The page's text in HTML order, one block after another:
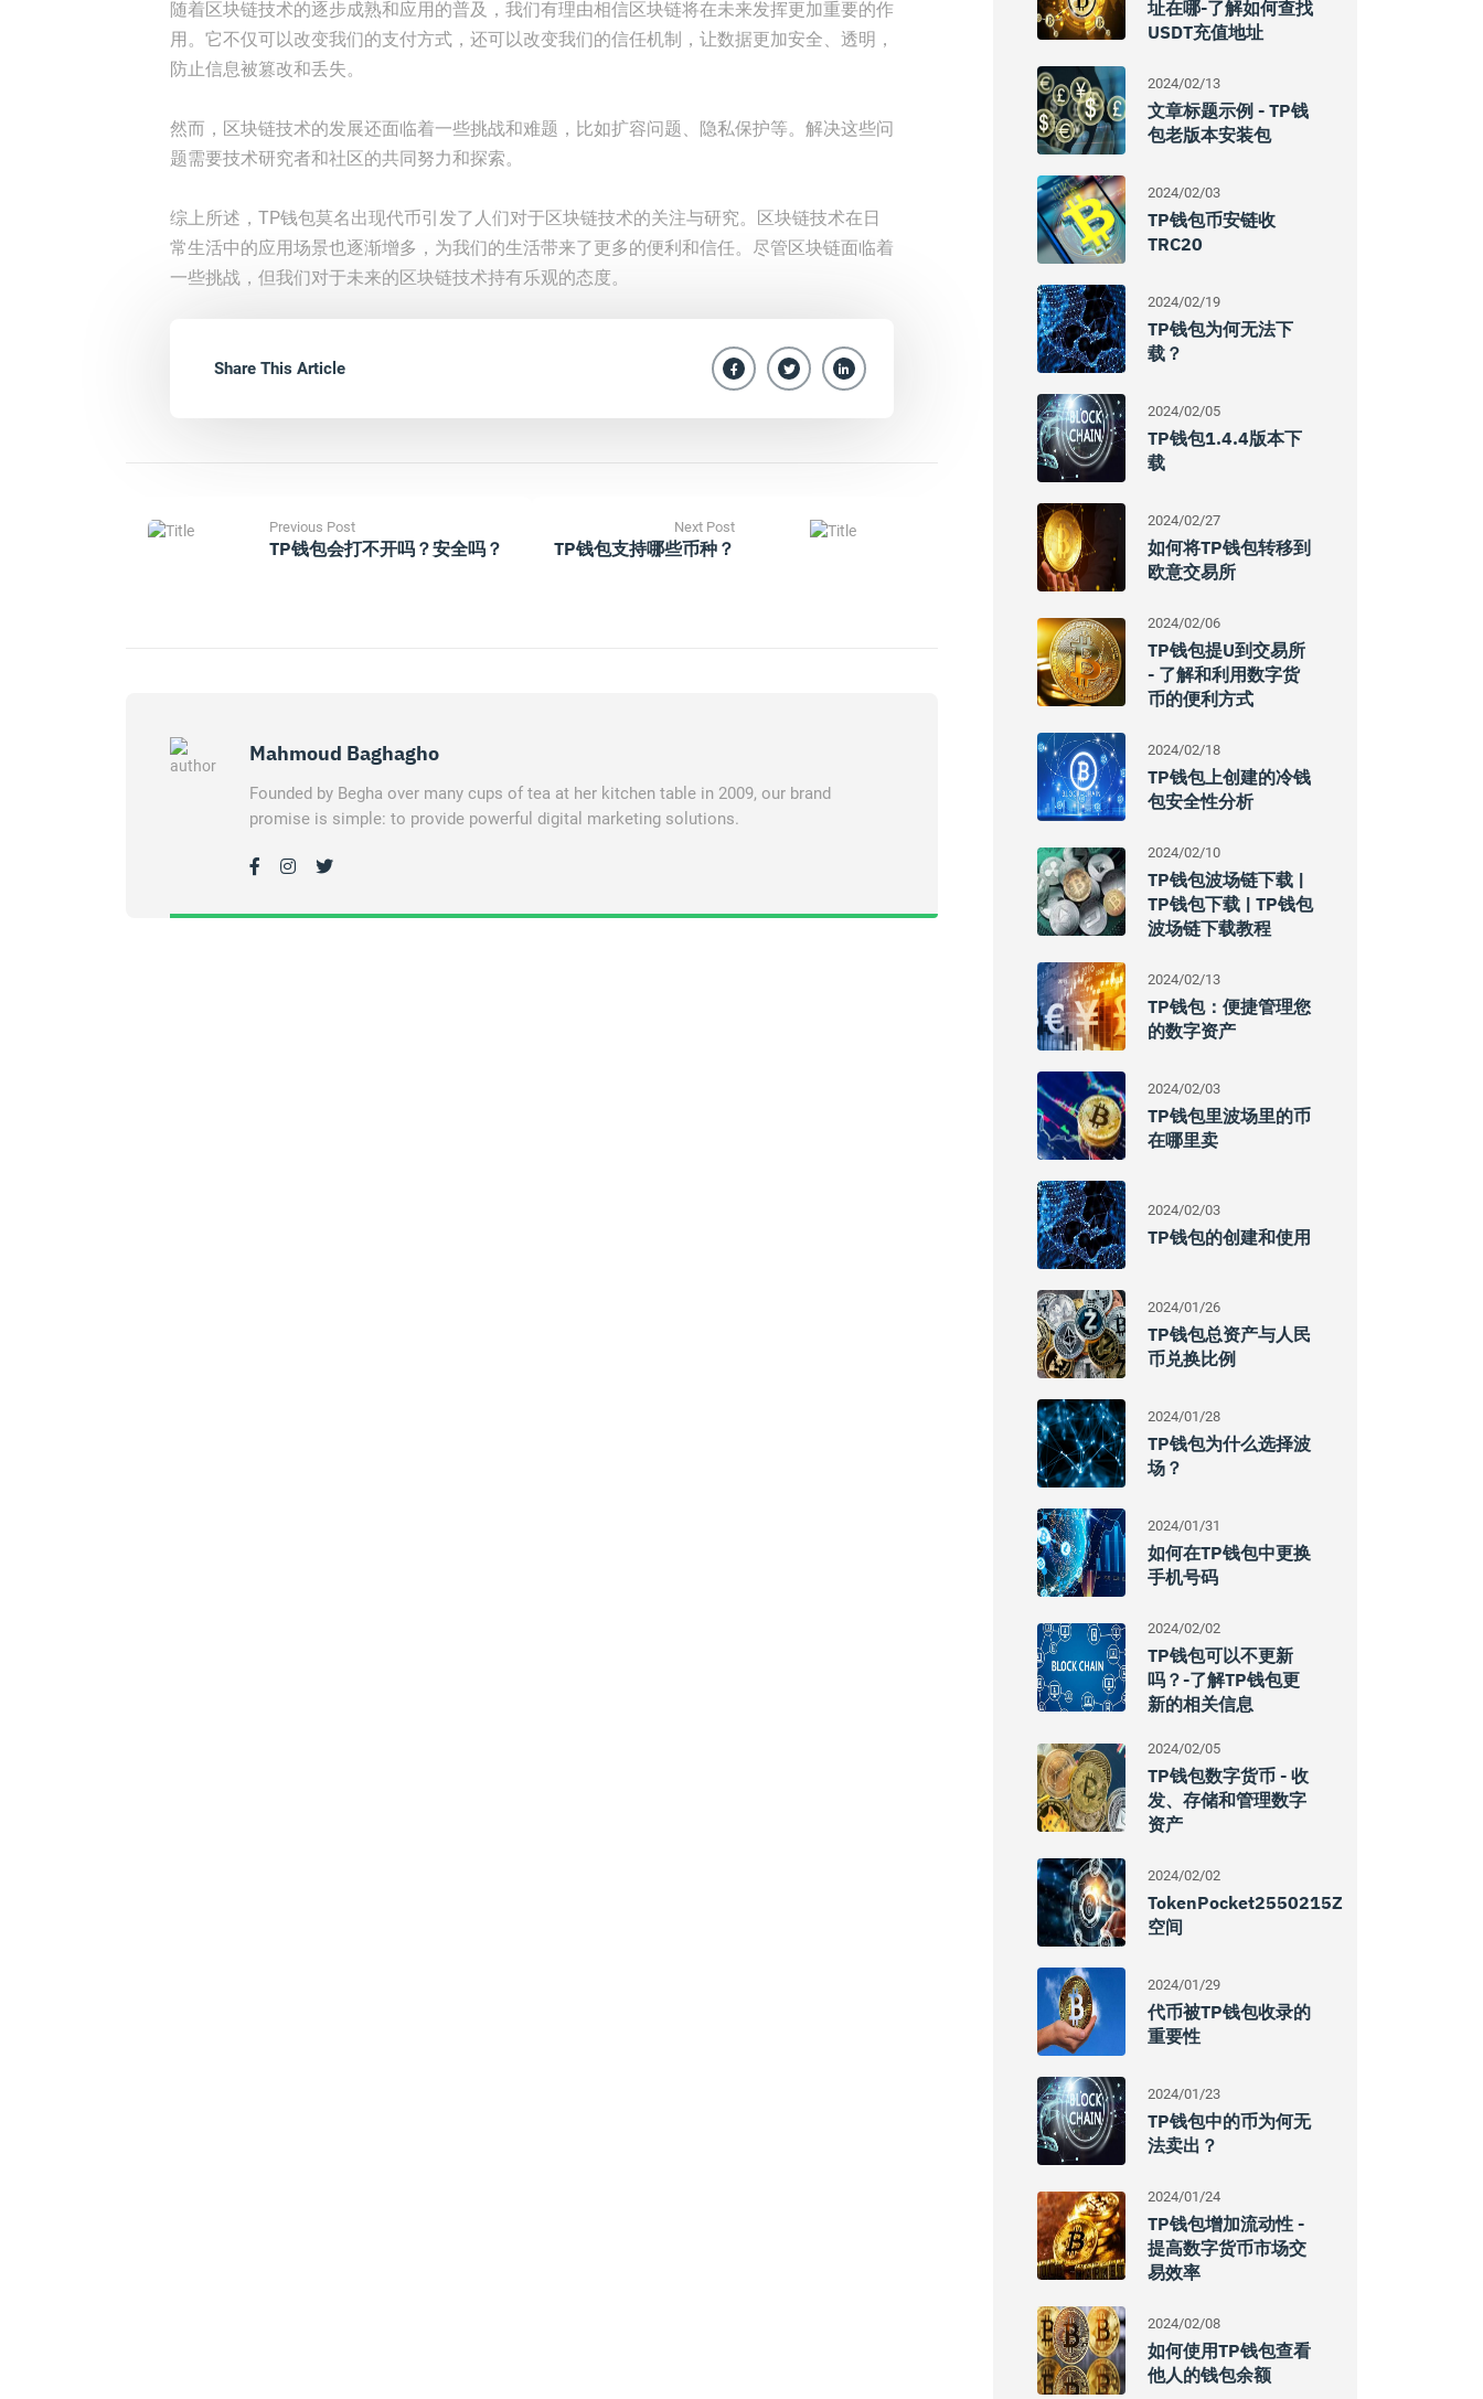
随着区块链技术的逐步成熟和应用的普及，我们有理由相信区块链将在未来发挥更加重要的作
用。它不仅可以改变我们的支付方式，还可以改变我们的信任机制，让数据更加安全、透明，
防止信息被篡改和丢失。
然而，区块链技术的发展还面临着一些挑战和难题，比如扩容问题、隐私保护等。解决这些问
题需要技术研究者和社区的共同努力和探索。
综上所述，TP钱包莫名出现代币引发了人们对于区块链技术的关注与研究。区块链技术在日
常生活中的应用场景也逐渐增多，为我们的生活带来了更多的便利和信任。尽管区块链面临着
一些挑战，但我们对于未来的区块链技术持有乐观的态度。
Share This Article
Previous Post
TP钱包会打不开吗？安全吗？
Next Post
TP钱包支持哪些币种？
Mahmoud Baghagho
Founded by Begha over many cups of tea at her kitchen table in 2009, our brand
promise is simple: to provide powerful digital marketing solutions.
址在哪-了解如何查找
USDT充值地址
2024/02/13
文章标题示例 - TP钱
包老版本安装包
2024/02/03
TP钱包币安链收
TRC20
2024/02/19
TP钱包为何无法下
载？
2024/02/05
TP钱包1.4.4版本下
载
2024/02/27
如何将TP钱包转移到
欧意交易所
2024/02/06
TP钱包提u到交易所
- 了解和利用数字货
币的便利方式
2024/02/18
TP钱包上创建的冷钱
包安全性分析
2024/02/10
TP钱包波场链下载 |
TP钱包下载 | TP钱包
波场链下载教程
2024/02/13
TP钱包：便捷管理您
的数字资产
2024/02/03
TP钱包里波场里的币
在哪里卖
2024/02/03
TP钱包的创建和使用
2024/01/26
TP钱包总资产与人民
币兑换比例
2024/01/28
TP钱包为什么选择波
场？
2024/01/31
如何在TP钱包中更换
手机号码
2024/02/02
TP钱包可以不更新
吗？-了解TP钱包更
新的相关信息
2024/02/05
TP钱包数字货币 - 收
发、存储和管理数字
资产
2024/02/02
TokenPocket2550215Z
空间
2024/01/29
代币被TP钱包收录的
重要性
2024/01/23
TP钱包中的币为何无
法卖出？
2024/01/24
TP钱包增加流动性 -
提高数字货币市场交
易效率
2024/02/08
如何使用TP钱包查看
他人的钱包余额